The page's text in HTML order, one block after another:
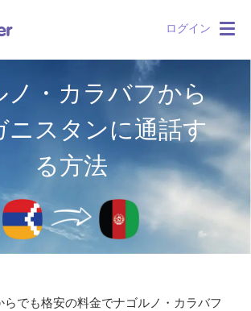
ログイン
ノ・カラバフから
ニスタンに通話す
る方法
らでも格安の料金でナゴルノ・カラバフ